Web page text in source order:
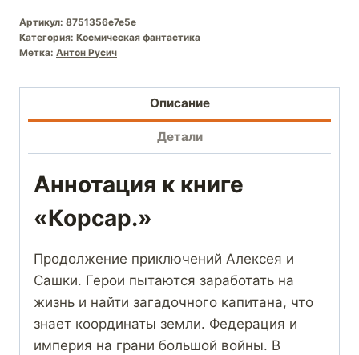
Артикул: 8751356e7e5e
Категория: Космическая фантастика
Метка: Антон Русич
Описание
Детали
Аннотация к книге
«Корсар.»
Продолжение приключений Алексея и
Сашки. Герои пытаются заработать на
жизнь и найти загадочного капитана, что
знает координаты земли. Федерация и
империя на грани большой войны. В